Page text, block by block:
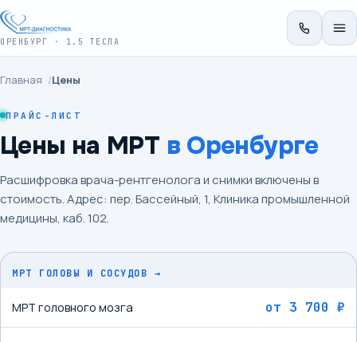
ОРЕНБУРГ · 1.5 ТЕСЛА
Главная /Цены
ПРАЙС-ЛИСТ
Цены на МРТ в Оренбурге
Расшифровка врача-рентгенолога и снимки включены в
стоимость. Адрес: пер. Бассейный, 1, Клиника промышленной
медицины, каб. 102.
МРТ ГОЛОВЫ И СОСУДОВ →
МРТ головного мозга от 3 700 ₽